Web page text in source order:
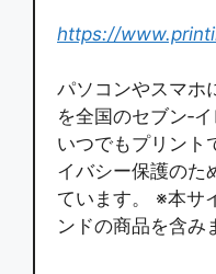
https://
パソコンやスマホ
を全国のセブン‐
いつでもプリント
イバシー保護のた
ています。 ※本サ
ンドの商品を含み